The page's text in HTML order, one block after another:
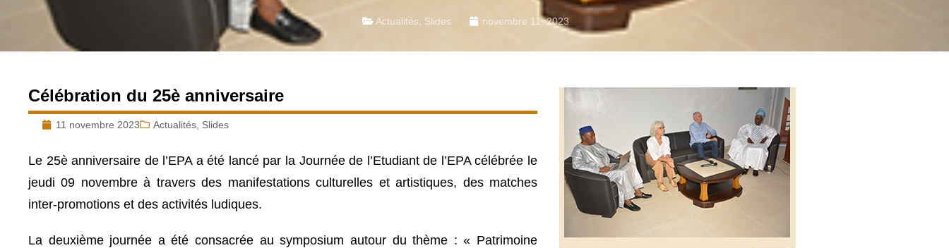
Actualités Slides novembre 11, 2023
Célébration du 25è anniversaire
11 novembre 2023 Actualités Slides
Le 25è anniversaire de l’EPA a été lancé par la Journée de l’Etudiant de l’EPA célébrée le
jeudi 09 novembre à travers des manifestations culturelles et artistiques, des matches
inter-promotions et des activités ludiques.
La deuxième journée a été consacrée au symposium autour du thème : « Patrimoine